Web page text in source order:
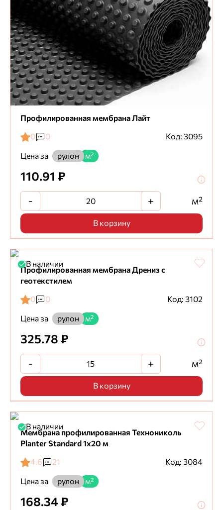
Профилированная мембрана Лайт
0
0
Код: 3095
Цена за
рулон м²
110.91 ₽
- + м²
В корзину
В наличии
Профилированная мембрана Дрениз с
геотекстилем
0
0
Код: 3102
Цена за
рулон м²
325.78 ₽
- + м²
В корзину
В наличии
Мембрана профилированная Технониколь
Planter Standard 1х20 м
4.6
21
Код: 3084
Цена за
рулон м²
168.34 ₽